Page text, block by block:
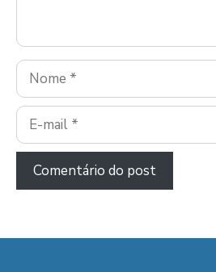
Nome
E-
mail